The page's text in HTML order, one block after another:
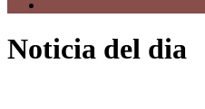
Noticia del dia